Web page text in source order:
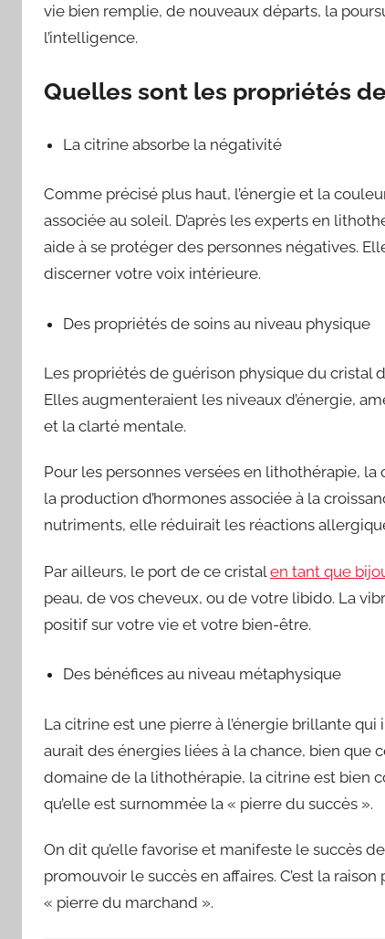
vie bien remplie, de nouveaux départs, la
l’intelligence.
Quelles sont les propriétés
La citrine absorbe la négativité
Comme précisé plus haut, l’énergie et la
associée au soleil. D’après les experts en
aide à se protéger des personnes négatives.
discerner votre voix intérieure.
Des propriétés de soins au niveau physique
Les propriétés de guérison physique du cristal
Elles augmenteraient les niveaux d’énergie,
et la clarté mentale.
Pour les personnes versées en lithothérapie,
la production d’hormones associée à la
nutriments, elle réduirait les réactions
Par ailleurs, le port de ce cristal en tant que
peau, de vos cheveux, ou de votre libido. La
positif sur votre vie et votre bien-être.
Des bénéfices au niveau métaphysique
La citrine est une pierre à l’énergie brillante
aurait des énergies liées à la chance, bien que
domaine de la lithothérapie, la citrine est bien
qu’elle est surnommée la « pierre du succès ».
On dit qu’elle favorise et manifeste le succès
promouvoir le succès en affaires. C’est la
« pierre du marchand ».